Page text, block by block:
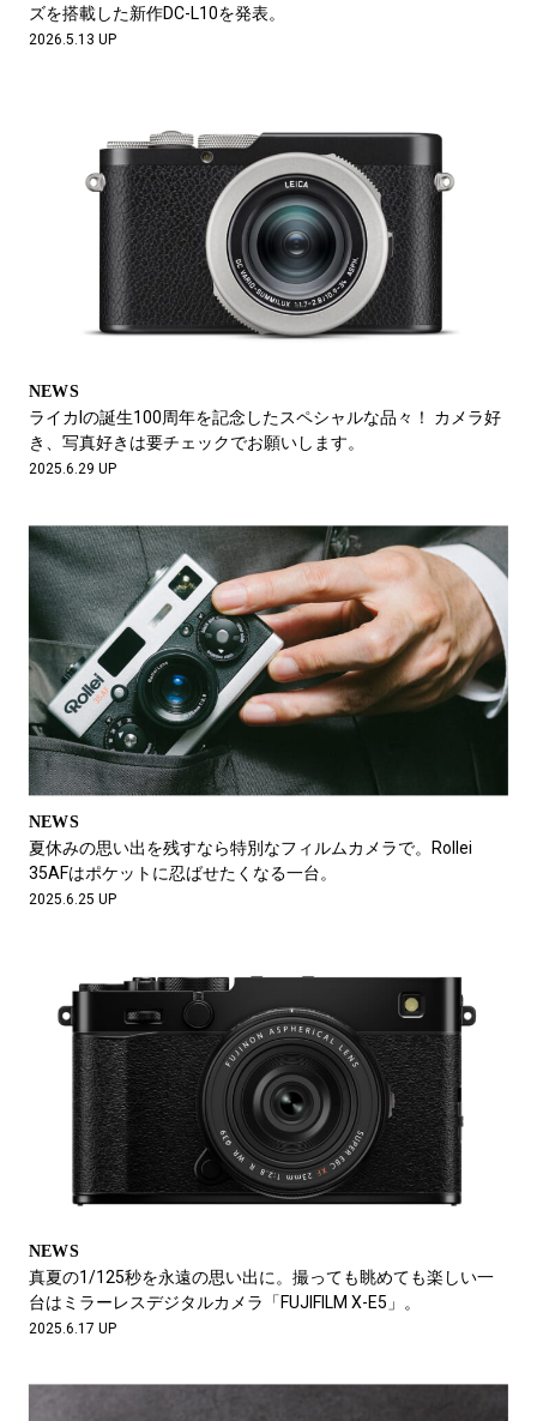
ズを搭載した新作DC-L10を発表。
2026.5.13 UP
NEWS
ライカIの誕生100周年を記念したスペシャルな品々！ カメラ好
き、写真好きは要チェックでお願いします。
2025.6.29 UP
NEWS
夏休みの思い出を残すなら特別なフィルムカメラで。Rollei
35AFはポケットに忍ばせたくなる一台。
2025.6.25 UP
NEWS
真夏の1/125秒を永遠の思い出に。撮っても眺めても楽しい一
台はミラーレスデジタルカメラ「FUJIFILM X-E5」。
2025.6.17 UP